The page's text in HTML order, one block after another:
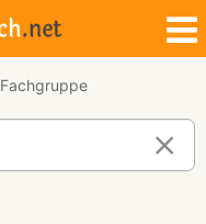
Fachgruppe